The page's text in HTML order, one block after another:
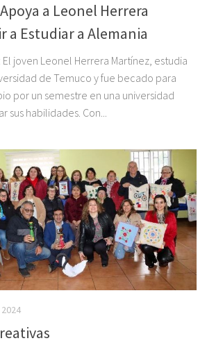
a Leonel Herrera
a Estudiar a Alemania
El joven Leonel Herrera Martínez, estudia
de Temuco y fue becado para
por un semestre en una universidad
sus habilidades. Con...